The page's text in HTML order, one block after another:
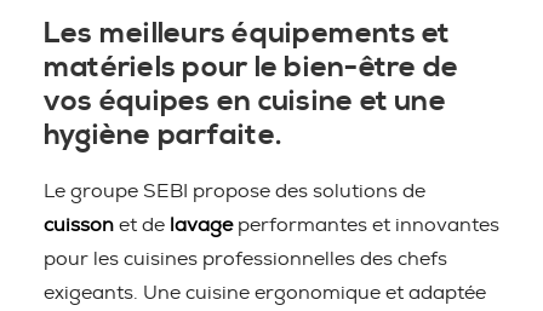
Les meilleurs équipements et
matériels pour le bien-être de
vos équipes en cuisine et une
hygiène parfaite.
Le groupe SEBI propose des solutions de
cuisson et de lavageperformantes et innovantes
pour les cuisines professionnelles des chefs
exigeants. Une cuisine ergonomique et adaptée